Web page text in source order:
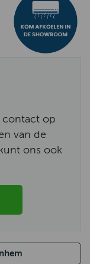
contact op
van de
ons ook